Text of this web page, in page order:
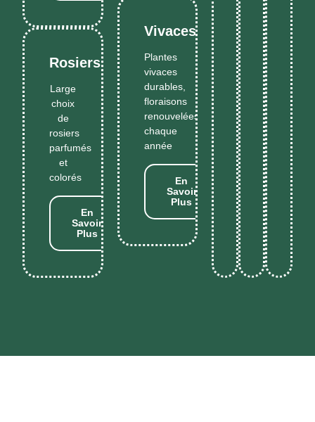
Rosiers
Large
choix
de
rosiers
parfumés
et
colorés
En
Savoir
Plus
Vivaces
Plantes
vivaces
durables,
floraisons
renouvelées
chaque
année
En
Savoir
Plus